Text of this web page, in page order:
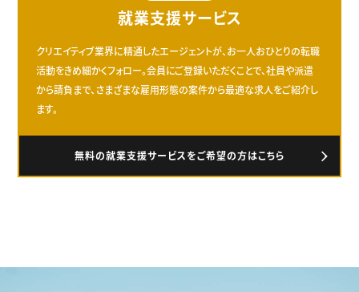
就業支援サービス
クリエイティブ業界に精通したエージェントが、お一人おひとりの転職
活動をきめ細かくフォロー。会員にご登録いただくことで、社員や派遣
から請負まで、さまざまな雇用形態の案件から最適な求人をご紹介し
ます。
無料の就業支援サービスをご希望の方はこちら